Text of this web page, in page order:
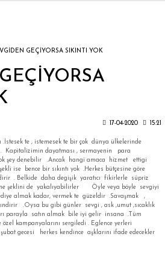
Trençkot
Trençkot
Trençkot
Trençkot
GEÇİYORSA SIKINTI YOK
17-04-2020 15:21
te , istemesek te bir çok dünya ülkelerinde
dayatması , sermayenin para
şey denebilir .Ancak hangi amaca hizmet ettigi
ise bence bir sıkıntı yok .Herkes bütçesine göre
. Belkide daha degişik yaratıcı fikirlerle süpriz
şeklini de yakalıyabilirler Öyle veya böyle sevgiyi
almak kadar, vermek te güzeldir .Savaşmak ,
.Oysa bu gibi günler sevgi , ask ,umut ,sıcaklık
parayla satın almak bile iyi gelir insana .Tüm
kampanyalarını sergiledi . Eglence yerleri
gecesi herkes kendince aşklarını ifade edecekler